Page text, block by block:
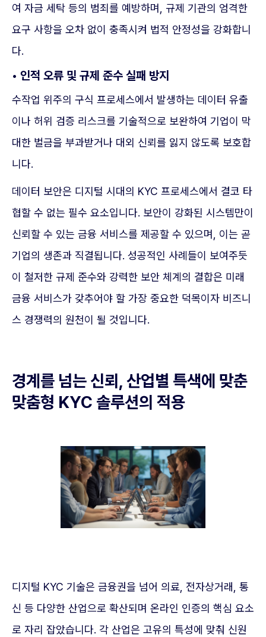
여 자금 세탁 등의 범죄를 예방하며, 규제 기관의 엄격한
요구 사항을 오차 없이 충족시켜 법적 안정성을 강화합니
다.
• 인적 오류 및 규제 준수 실패 방지
수작업 위주의 구식 프로세스에서 발생하는 데이터 유출
이나 허위 검증 리스크를 기술적으로 보완하여 기업이 막
대한 벌금을 부과받거나 대외 신뢰를 잃지 않도록 보호합
니다.
데이터 보안은 디지털 시대의 KYC 프로세스에서 결코 타
협할 수 없는 필수 요소입니다. 보안이 강화된 시스템만이
신뢰할 수 있는 금융 서비스를 제공할 수 있으며, 이는 곧
기업의 생존과 직결됩니다. 성공적인 사례들이 보여주듯
이 철저한 규제 준수와 강력한 보안 체계의 결합은 미래
금융 서비스가 갖추어야 할 가장 중요한 덕목이자 비즈니
스 경쟁력의 원천이 될 것입니다.
경계를 넘는 신뢰, 산업별 특색에 맞춘
맞춤형 KYC 솔루션의 적용
디지털 KYC 기술은 금융권을 넘어 의료, 전자상거래, 통
신 등 다양한 산업으로 확산되며 온라인 인증의 핵심 요소
로 자리 잡았습니다. 각 산업은 고유의 특성에 맞춰 신원